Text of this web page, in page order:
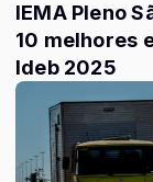
IEMA Pleno
10 melhores
Ideb 2025